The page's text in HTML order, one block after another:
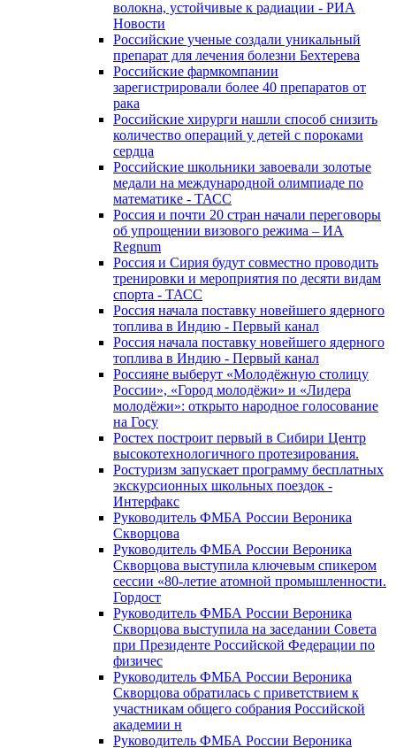
волокна, устойчивые к радиации - РИА
Новости
Российские ученые создали уникальный
препарат для лечения болезни Бехтерева
Российские фармкомпании
зарегистрировали более 40 препаратов от
рака
Российские хирурги нашли способ снизить
количество операций у детей с пороками
сердца
Российские школьники завоевали золотые
медали на международной олимпиаде по
математике - ТАСС
Россия и почти 20 стран начали переговоры
об упрощении визового режима – ИА
Regnum
Россия и Сирия будут совместно проводить
тренировки и мероприятия по десяти видам
спорта - ТАСС
Россия начала поставку новейшего ядерного
топлива в Индию - Первый канал
Россия начала поставку новейшего ядерного
топлива в Индию - Первый канал
Россияне выберут «Молодёжную столицу
России», «Город молодёжи» и «Лидера
молодёжи»: открыто народное голосование
на Госу
Ростех построит первый в Сибири Центр
высокотехнологичного протезирования.
Ростуризм запускает программу бесплатных
экскурсионных школьных поездок -
Интерфакс
Руководитель ФМБА России Вероника
Скворцова
Руководитель ФМБА России Вероника
Скворцова выступила ключевым спикером
сессии «80-летие атомной промышленности.
Гордост
Руководитель ФМБА России Вероника
Скворцова выступила на заседании Совета
при Президенте Российской Федерации по
физичес
Руководитель ФМБА России Вероника
Скворцова обратилась с приветствием к
участникам общего собрания Российской
академии н
Руководитель ФМБА России Вероника